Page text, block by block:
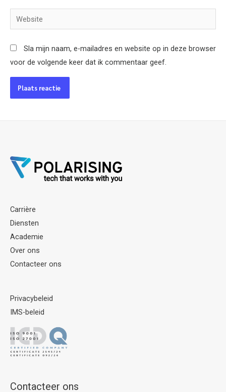
Website
Sla mijn naam, e-mailadres en website op in deze browser
voor de volgende keer dat ik commentaar geef.
Carrière
Diensten
Academie
Over ons
Contacteer ons
Privacybeleid
IMS-beleid
Contacteer ons